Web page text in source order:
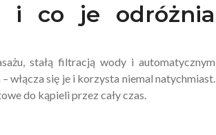
i co je odróżnia
stałą filtracją wody i automatycznym
włącza się je i korzysta niemal natychmiast.
do kąpieli przez cały czas.